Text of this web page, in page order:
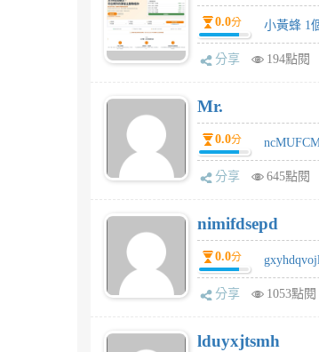
0.0分 小黃蜂 1
分享 194點閱
Mr.
0.0分
分享 645點閱
nimifdsepd
0.0分
分享 1053點閱
lduyxjtsmh